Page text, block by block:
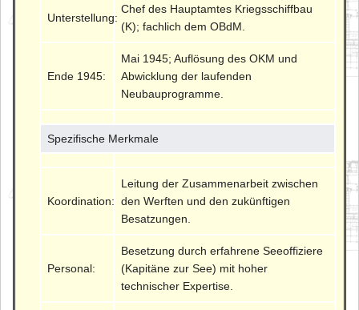
Unterstellung:
Chef des Hauptamtes Kriegsschiffbau
(K); fachlich dem OBdM.
Ende 1945:
Mai 1945; Auflösung des OKM und
Abwicklung der laufenden
Neubauprogramme.
Spezifische Merkmale
Koordination:
Leitung der Zusammenarbeit zwischen
den Werften und den zukünftigen
Besatzungen.
Personal:
Besetzung durch erfahrene Seeoffiziere
(Kapitäne zur See) mit hoher
technischer Expertise.